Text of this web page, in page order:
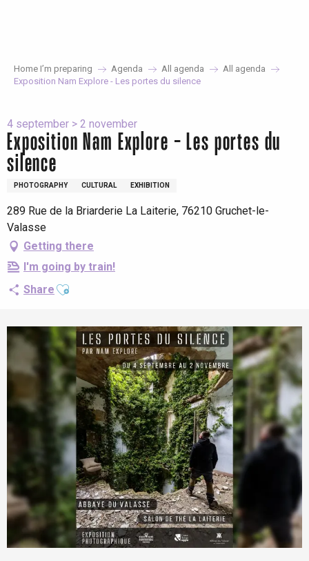
Home I’m preparing Agenda All agenda
All agenda
Exposition Nam Explore - Les portes du silence
4 september > 2 november
Exposition Nam Explore - Les portes du
silence
PHOTOGRAPHY CULTURAL EXHIBITION
289 Rue de la Briarderie La Laiterie, 76210 Gruchet-le-
Valasse
Getting there
I'm going by train!
Share Ajouter aux favoris